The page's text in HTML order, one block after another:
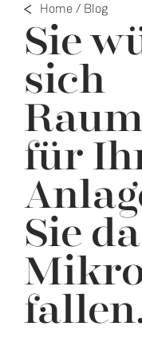
Home / Blog
Sie
sich
für
Sie